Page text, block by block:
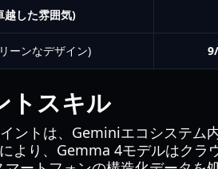
した雰囲気)
ーンなデザイン)
トスキル
ントは、Geminiエコシステム
より、Gemma 4モデルはクラ